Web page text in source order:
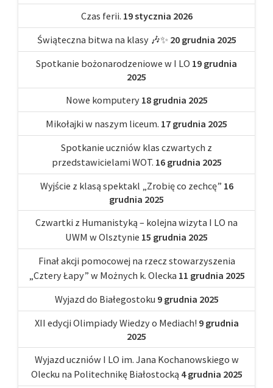
Czas ferii. 19 stycznia 2026
Świąteczna bitwa na klasy 🎶✨ 20 grudnia 2025
Spotkanie bożonarodzeniowe w I LO 19 grudnia
2025
Nowe komputery 18 grudnia 2025
Mikołajki w naszym liceum. 17 grudnia 2025
Spotkanie uczniów klas czwartych z
przedstawicielami WOT. 16 grudnia 2025
Wyjście z klasą spektakl „Zrobię co zechcę” 16
grudnia 2025
Czwartki z Humanistyką – kolejna wizyta I LO na
UWM w Olsztynie 15 grudnia 2025
Finał akcji pomocowej na rzecz stowarzyszenia
„Cztery Łapy” w Możnych k. Olecka 11 grudnia 2025
Wyjazd do Białegostoku 9 grudnia 2025
XII edycji Olimpiady Wiedzy o Mediach! 9 grudnia
2025
Wyjazd uczniów I LO im. Jana Kochanowskiego w
Olecku na Politechnikę Białostocką 4 grudnia 2025